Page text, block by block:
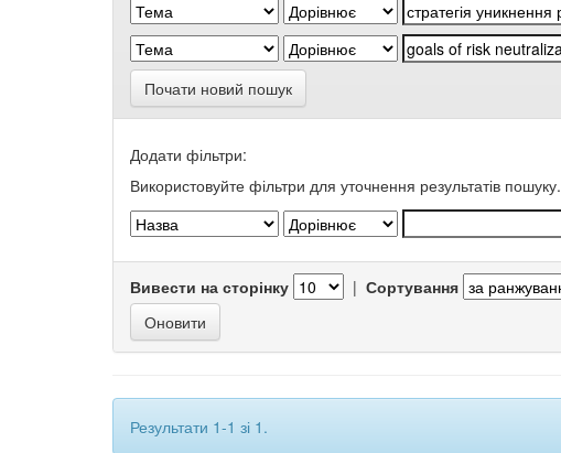
Почати новий пошук
Додати фільтри:
Використовуйте фільтри для уточнення результатів пошуку.
Вивести на сторінку | Сортування
Результати 1-1 зі 1.